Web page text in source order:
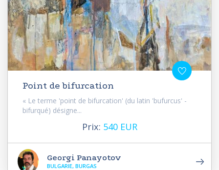
Point de bifurcation
« Le terme 'point de bifurcation' (du latin 'bufurcus' -
bifurqué) désigne...
Prix: 540 EUR
Georgi Panayotov
BULGARIE, BURGAS